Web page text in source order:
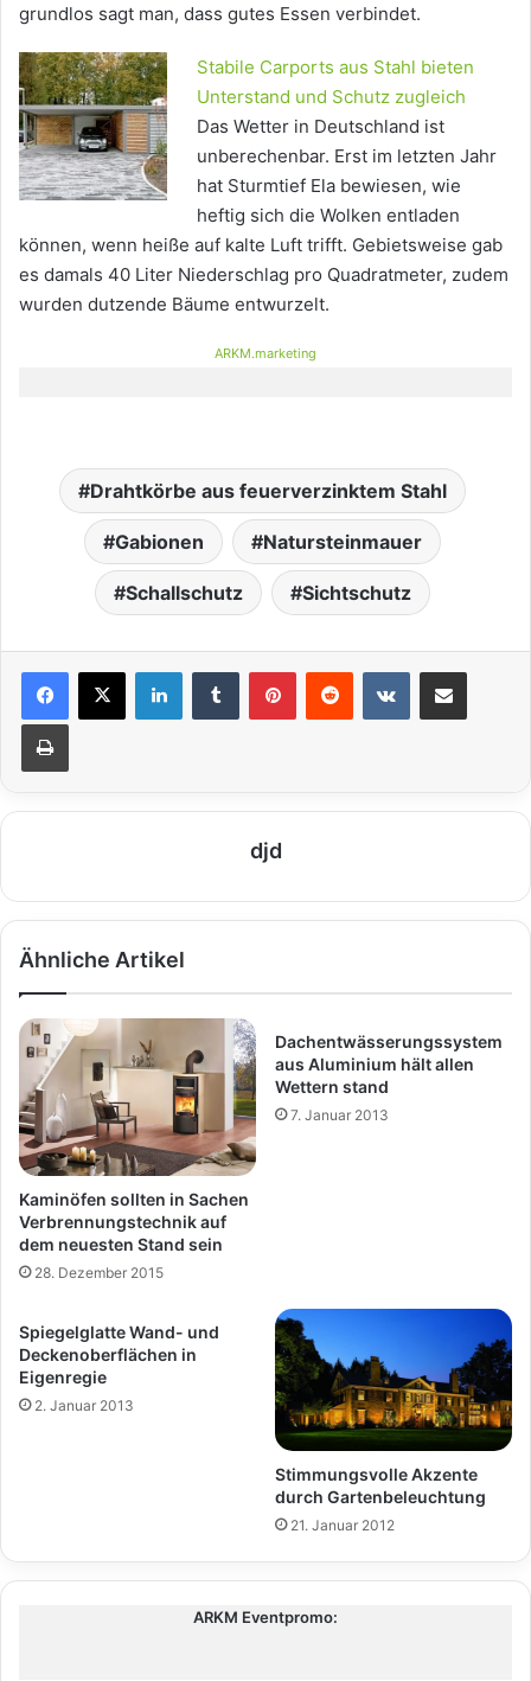
grundlos sagt man, dass gutes Essen verbindet.
Stabile Carports aus Stahl bieten
Unterstand und Schutz zugleich
Das Wetter in Deutschland ist
unberechenbar. Erst im letzten Jahr
hat Sturmtief Ela bewiesen, wie
heftig sich die Wolken entladen
können, wenn heiße auf kalte Luft trifft. Gebietsweise gab
es damals 40 Liter Niederschlag pro Quadratmeter, zudem
wurden dutzende Bäume entwurzelt.
ARKM.marketing
Drahtkörbe aus feuerverzinktem Stahl
Gabionen Natursteinmauer
Schallschutz Sichtschutz
djd
Ähnliche Artikel
Kaminöfen sollten in Sachen
Verbrennungstechnik auf
dem neuesten Stand sein
28. Dezember 2015
Dachentwässerungssystem
aus Aluminium hält allen
Wettern stand
7. Januar 2013
Spiegelglatte Wand- und
Deckenoberflächen in
Eigenregie
2. Januar 2013
Stimmungsvolle Akzente
durch Gartenbeleuchtung
21. Januar 2012
ARKM Eventpromo: